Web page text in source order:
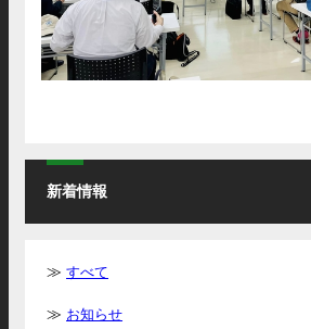
新着情報
すべて
お知らせ